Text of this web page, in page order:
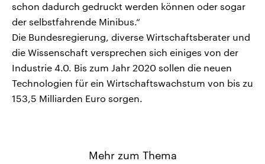
schon dadurch gedruckt werden können oder sogar
der selbstfahrende Minibus.“
Die Bundesregierung, diverse Wirtschaftsberater und
die Wissenschaft versprechen sich einiges von der
Industrie 4.0. Bis zum Jahr 2020 sollen die neuen
Technologien für ein Wirtschaftswachstum von bis zu
153,5 Milliarden Euro sorgen.
Mehr zum Thema